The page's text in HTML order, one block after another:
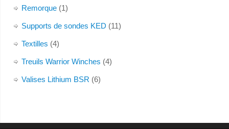
Remorque (1)
Supports de sondes KED (11)
Textilles (4)
Treuils Warrior Winches (4)
Valises Lithium BSR (6)